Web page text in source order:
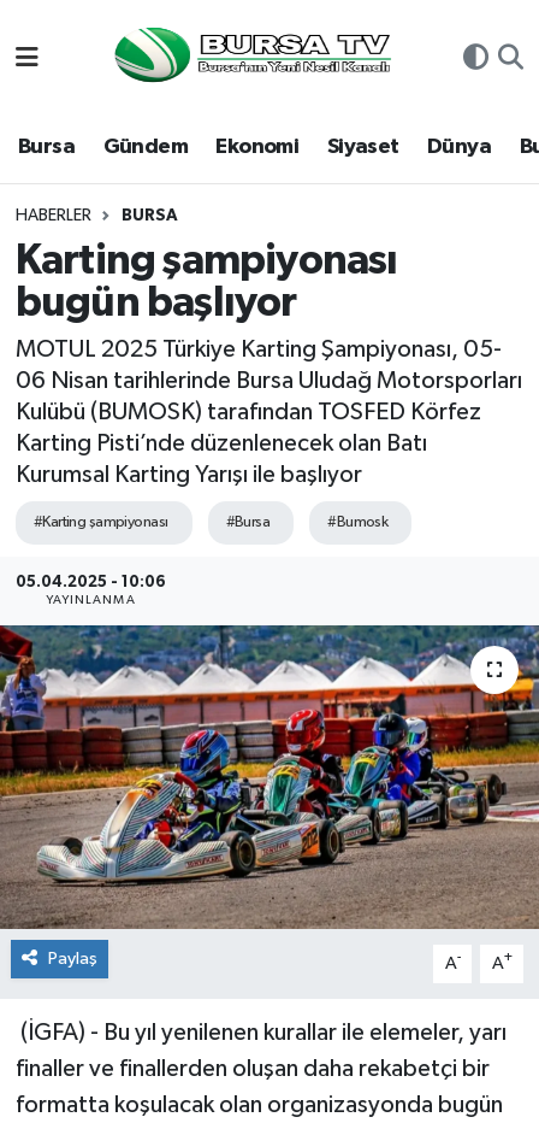
Bursa Gündem Ekonomi Siyaset Dünya
HABERLER BURSA
Karting şampiyonası
bugün başlıyor
MOTUL 2025 Türkiye Karting Şampiyonası, 05-
06 Nisan tarihlerinde Bursa Uludağ Motorsporları
Kulübü (BUMOSK) tarafından TOSFED Körfez
Karting Pisti’nde düzenlenecek olan Batı
Kurumsal Karting Yarışı ile başlıyor
#Karting şampiyonası #Bursa #Bumosk
05.04.2025 - 10:06
YAYINLANMA
Paylaş A- A+
(İGFA) - Bu yıl yenilenen kurallar ile elemeler, yarı
finaller ve finallerden oluşan daha rekabetçi bir
formatta koşulacak olan organizasyonda bugün
Bursa
Dünya
Eğitim
Ekonomi
Genel
Gündem
Magazin
Sağlık
Siyaset
Spor
Teknoloji
Türkiye
Hava Durumu
Namaz Vakitleri
Trafik Durumu
Süper Lig Puan Durumu ve Fikstür
Tüm Manşetler
Son Dakika Haberleri
Haber Arşivi